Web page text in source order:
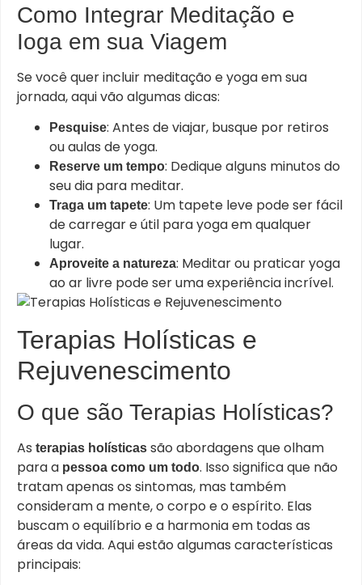
Como Integrar Meditação e
Ioga em sua Viagem
Se você quer incluir meditação e yoga em sua
jornada, aqui vão algumas dicas:
Pesquise: Antes de viajar, busque por retiros
ou aulas de yoga.
Reserve um tempo: Dedique alguns minutos do
seu dia para meditar.
Traga um tapete: Um tapete leve pode ser fácil
de carregar e útil para yoga em qualquer
lugar.
Aproveite a natureza: Meditar ou praticar yoga
ao ar livre pode ser uma experiência incrível.
Terapias Holísticas e
Rejuvenescimento
O que são Terapias Holísticas?
As terapias holísticas são abordagens que olham
para a pessoa como um todo. Isso significa que não
tratam apenas os sintomas, mas também
consideram a mente, o corpo e o espírito. Elas
buscam o equilíbrio e a harmonia em todas as
áreas da vida. Aqui estão algumas características
principais: